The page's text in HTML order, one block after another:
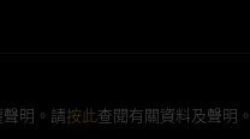
明。請按此查閱有關資料及聲明。